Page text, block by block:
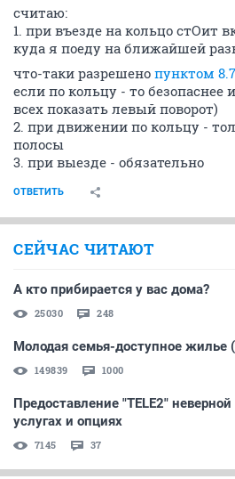
считаю:
1. при въезде на кольцо стОит
куда я поеду на ближайшей
что-таки разрешено пунктом 8.7
если по кольцу - то безопаснее
всех показать левый поворот)
2. при движении по кольцу -
полосы
3. при выезде - обязательно
ОТВЕТИТЬ
СЕЙЧАС ЧИТАЮТ
А кто прибирается у вас дома?
25030 248
Молодая семья-доступное жилье
149839 1000
Предоставление "TELE2"
услугах и опциях
7145 37